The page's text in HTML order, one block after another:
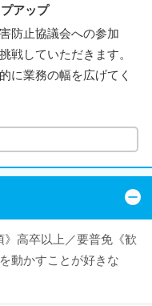
アップ
防止協議会への参加
戦していただきます。
に業務の幅を広げてく
》高卒以上／要普免《歓
動かすことが好きな